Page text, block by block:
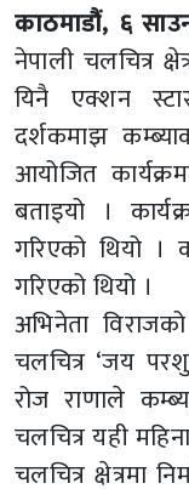
काठमाडौं, ६
नेपाली चलचित्र
यिनै एक्शन
दर्शकमाझ
आयोजित
बताइयो ।
गरिएको थियो ।
गरिएको थियो ।
अभिनेता
चलचित्र ‘जय
रोज राणाले
चलचित्र यही
चलचित्र क्षेत्रमा